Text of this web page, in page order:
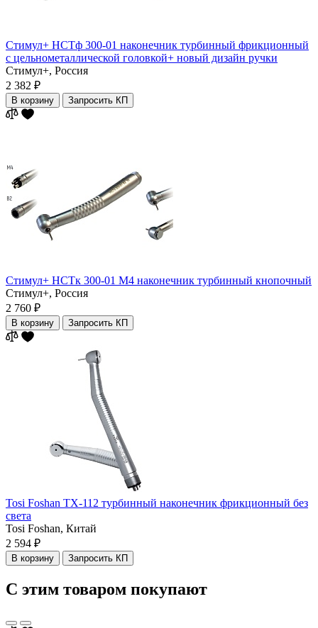
Стимул+ НСТф 300-01 наконечник турбинный фрикционный
с цельнометаллической головкой+ новый дизайн ручки
Стимул+, Россия
2 382 ₽
В корзину Запросить КП
Стимул+ НСТк 300-01 М4 наконечник турбинный кнопочный
Стимул+, Россия
2 760 ₽
В корзину Запросить КП
Tosi Foshan TX-112 турбинный наконечник фрикционный без
света
Tosi Foshan, Китай
2 594 ₽
В корзину Запросить КП
С этим товаром покупают